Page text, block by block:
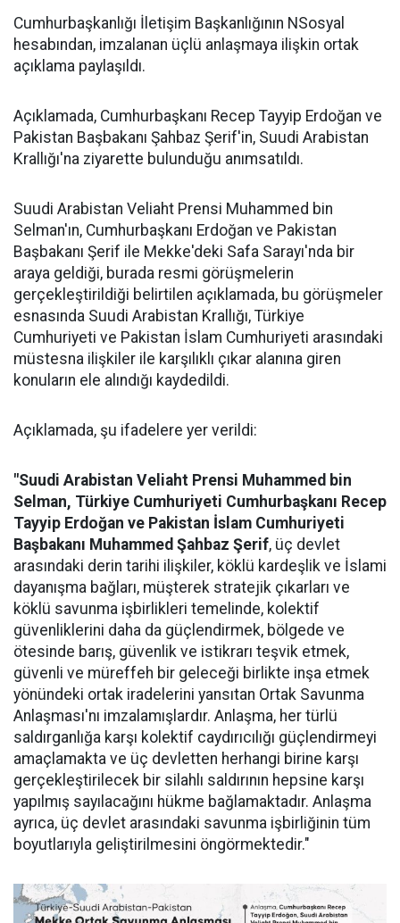
Cumhurbaşkanlığı İletişim Başkanlığının NSosyal
hesabından, imzalanan üçlü anlaşmaya ilişkin ortak
açıklama paylaşıldı.
Açıklamada, Cumhurbaşkanı Recep Tayyip Erdoğan ve
Pakistan Başbakanı Şahbaz Şerif'in, Suudi Arabistan
Krallığı'na ziyarette bulunduğu anımsatıldı.
Suudi Arabistan Veliaht Prensi Muhammed bin
Selman'ın, Cumhurbaşkanı Erdoğan ve Pakistan
Başbakanı Şerif ile Mekke'deki Safa Sarayı'nda bir
araya geldiği, burada resmi görüşmelerin
gerçekleştirildiği belirtilen açıklamada, bu görüşmeler
esnasında Suudi Arabistan Krallığı, Türkiye
Cumhuriyeti ve Pakistan İslam Cumhuriyeti arasındaki
müstesna ilişkiler ile karşılıklı çıkar alanına giren
konuların ele alındığı kaydedildi.
Açıklamada, şu ifadelere yer verildi:
"Suudi Arabistan Veliaht Prensi Muhammed bin
Selman, Türkiye Cumhuriyeti Cumhurbaşkanı Recep
Tayyip Erdoğan ve Pakistan İslam Cumhuriyeti
Başbakanı Muhammed Şahbaz Şerif, üç devlet
arasındaki derin tarihi ilişkiler, köklü kardeşlik ve İslami
dayanışma bağları, müşterek stratejik çıkarları ve
köklü savunma işbirlikleri temelinde, kolektif
güvenliklerini daha da güçlendirmek, bölgede ve
ötesinde barış, güvenlik ve istikrarı teşvik etmek,
güvenli ve müreffeh bir geleceği birlikte inşa etmek
yönündeki ortak iradelerini yansıtan Ortak Savunma
Anlaşması'nı imzalamışlardır. Anlaşma, her türlü
saldırganlığa karşı kolektif caydırıcılığı güçlendirmeyi
amaçlamakta ve üç devletten herhangi birine karşı
gerçekleştirilecek bir silahlı saldırının hepsine karşı
yapılmış sayılacağını hükme bağlamaktadır. Anlaşma
ayrıca, üç devlet arasındaki savunma işbirliğinin tüm
boyutlarıyla geliştirilmesini öngörmektedir."